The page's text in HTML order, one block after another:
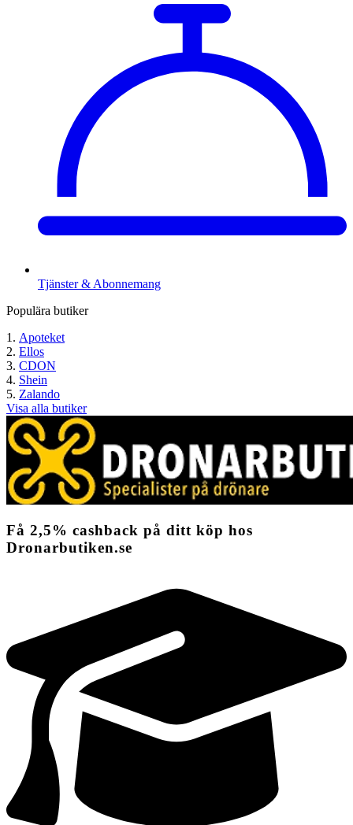
Tjänster & Abonnemang
Populära butiker
Apoteket
Ellos
CDON
Shein
Zalando
Visa alla butiker
Få 2,5% cashback på ditt köp hos
Dronarbutiken.se